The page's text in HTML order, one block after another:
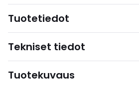
Tuotetiedot
Tekniset tiedot
Tuotekuvaus